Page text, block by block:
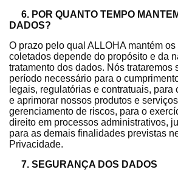
6. POR QUANTO TEMPO
DADOS?
O prazo pelo qual ALLOHA mantém
coletados depende do propósito e da
tratamento dos dados. Nós trataremos
período necessário para o
legais, regulatórias e contratuais, para
e aprimorar nossos produtos e
gerenciamento de riscos, para o
direito em processos administrativos,
para as demais finalidades previstas
Privacidade.
7. SEGURANÇA DOS DADOS